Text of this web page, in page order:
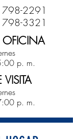
2291
3321
OFICINA
p. m.
p. m.